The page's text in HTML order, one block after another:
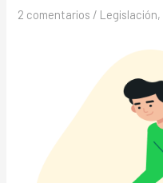
2 comentarios / Legislación,